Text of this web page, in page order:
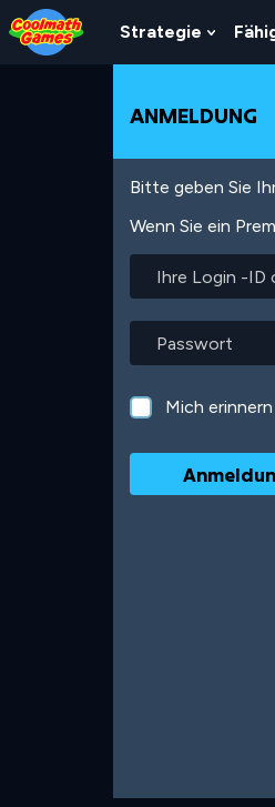
Skip
to
Top
Skip
to
Navigation
Skip
to
Main
Skip
to
Footer
Direkt
zum
Inhalt
Strategie
Show
ANMELDUNG
Bitte geben Sie
Wenn Sie ein
Login
ID
oder
Ihr
Spitzname
Mich erinnern